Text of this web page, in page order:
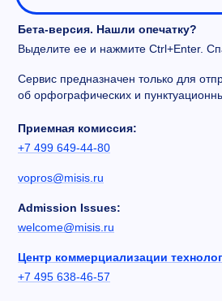
Бета-версия. Нашли опечатку?
Выделите ее и нажмите Ctrl+Enter.
Сервис предназначен только для
об орфографических и
Приемная комиссия:
+7 499 649-44-80
vopros@misis.ru
Admission Issues:
welcome@misis.ru
Центр коммерциализации
+7 495 638-46-57